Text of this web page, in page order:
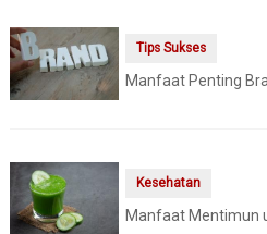
Tips Sukses
Manfaat Penting
Kesehatan
Manfaat Mentimun